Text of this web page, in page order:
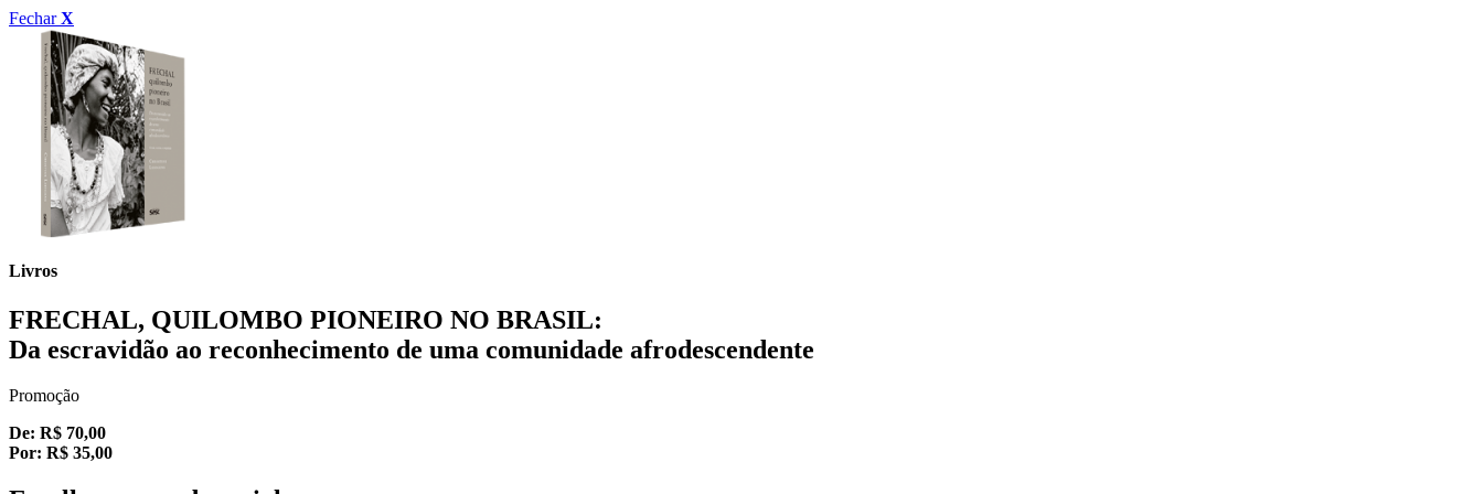
FecharX
Livros
FRECHAL, QUILOMBO PIONEIRO NO BRASIL:
Da escravidão ao reconhecimento de uma comunidade afrodescendente
Promoção
De: R$ 70,00
Por: R$ 35,00